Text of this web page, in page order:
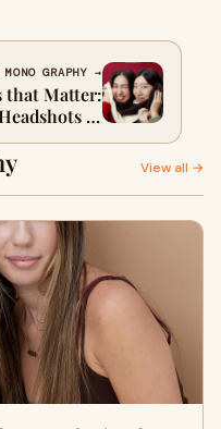
GRAPHY →
that Matter:
to
View all →